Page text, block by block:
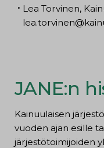
Lea Torvinen,
JANE:n
Kainuulaisen
vuoden ajan esille
järjestötoimijoiden